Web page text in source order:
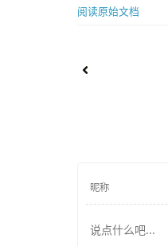
阅读原始文档